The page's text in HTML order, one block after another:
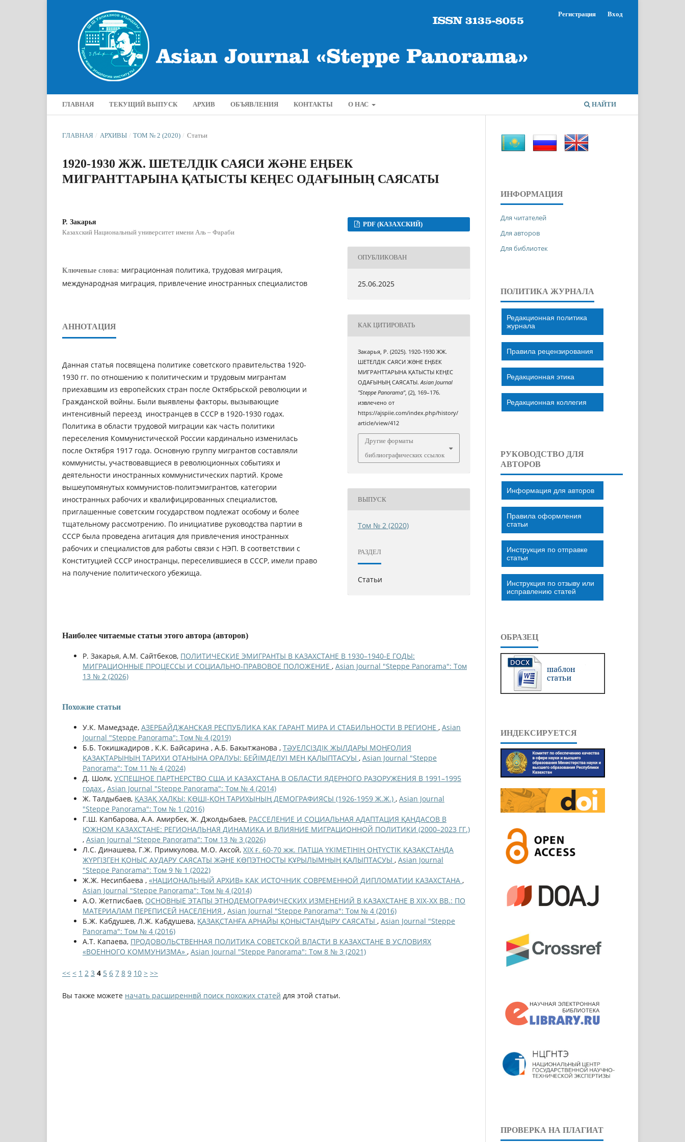
ГЛАВНАЯ ТЕКУЩИЙ ВЫПУСК АРХИВ ОБЪЯВЛЕНИЯ КОНТАКТЫ О НАС НАЙТИ
Регистрация Вход
ГЛАВНАЯ / АРХИВЫ / ТОМ № 2 (2020) / Статьи
1920-1930 ЖЖ. ШЕТЕЛДІК САЯСИ ЖƏНЕ ЕҢБЕК
МИГРАНТТАРЫНА ҚАТЫСТЫ КЕҢЕС ОДАҒЫНЫҢ САЯСАТЫ
Р. Закарья
Казахский Национальный университет имени Аль – Фараби
Ключевые слова: миграционная политика, трудовая миграция,
международная миграция, привлечение иностранных специалистов
АННОТАЦИЯ
Данная статья посвящена политике советского правительства 1920-
1930 гг. по отношению к политическим и трудовым мигрантам
приехавшим из европейских стран после Октябрьской революции и
Гражданской войны. Были выявлены факторы, вызывающие
интенсивный переезд иностранцев в СССР в 1920-1930 годах.
Политика в области трудовой миграции как часть политики
переселения Коммунистической России кардинально изменилась
после Октября 1917 года. Основную группу мигрантов составляли
коммунисты, участвовавщиеся в революционных событиях и
деятельности иностранных коммунистических партий. Кроме
вышеупомянутых коммунистов-политэмигрантов, категории
иностранных рабочих и квалифицированных специалистов,
приглашенные советским государством подлежат особому и более
тщательному рассмотрению. По инициативе руководства партии в
СССР была проведена агитация для привлечения иностранных
рабочих и специалистов для работы связи с НЭП. В соответствии с
Конституцией СССР иностранцы, переселившиеся в СССР, имели право
на получение политического убежища.
PDF (КАЗАХСКИЙ)
ОПУБЛИКОВАН
25.06.2025
КАК ЦИТИРОВАТЬ
Закарья, Р. (2025). 1920-1930 ЖЖ.
ШЕТЕЛДІК САЯСИ ЖƏНЕ ЕҢБЕК
МИГРАНТТАРЫНА ҚАТЫСТЫ КЕҢЕС
ОДАҒЫНЫҢ САЯСАТЫ.Asian Journal
"Steppe Panorama", (2), 169–176.
извлечено от
https://ajspiie.com/index.php/history/
article/view/412
Другие форматы
библиографических ссылок
ВЫПУСК
Том № 2 (2020)
РАЗДЕЛ
Статьи
Наиболее читаемые статьи этого автора (авторов)
Р. Закарья, A.M. Сайтбеков, ПОЛИТИЧЕСКИЕ ЭМИГРАНТЫ В КАЗАХСТАНЕ В 1930–1940-Е ГОДЫ:
МИГРАЦИОННЫЕ ПРОЦЕССЫ И СОЦИАЛЬНО-ПРАВОВОЕ ПОЛОЖЕНИЕ , Asian Journal "Steppe Panorama": Том
13 № 2 (2026)
Похожие статьи
У.К. Мамедзаде, АЗЕРБАЙДЖАНСКАЯ РЕСПУБЛИКА КАК ГАРАНТ МИРА И СТАБИЛЬНОСТИ В РЕГИОНЕ , Asian
Journal "Steppe Panorama": Том № 4 (2019)
Б.Б. Токишкадиров , К.К. Байсарина , А.Б. Бакытжанова , ТӘУЕЛСІЗДІК ЖЫЛДАРЫ МОҢҒОЛИЯ
ҚАЗАҚТАРЫНЫҢ ТАРИХИ ОТАНЫНА ОРАЛУЫ: БЕЙІМДЕЛУІ МЕН ҚАЛЫПТАСУЫ , Asian Journal "Steppe
Panorama": Том 11 № 4 (2024)
Д. Шолк, УСПЕШНОЕ ПАРТНЕРСТВО США И КАЗАХСТАНА В ОБЛАСТИ ЯДЕРНОГО РАЗОРУЖЕНИЯ В 1991–1995
годах , Asian Journal "Steppe Panorama": Том № 4 (2014)
Ж. Талдыбаев, ҚАЗАҚ ХАЛҚЫ: КӨШІ-ҚОН ТАРИХЫНЫҢ ДЕМОГРАФИЯСЫ (1926-1959 Ж.Ж.) , Asian Journal
"Steppe Panorama": Том № 1 (2016)
Г.Ш. Капбарова, А.А. Амирбек, Ж. Джолдыбаев, РАССЕЛЕНИЕ И СОЦИАЛЬНАЯ АДАПТАЦИЯ ҚАНДАСОВ В
ЮЖНОМ КАЗАХСТАНЕ: РЕГИОНАЛЬНАЯ ДИНАМИКА И ВЛИЯНИЕ МИГРАЦИОННОЙ ПОЛИТИКИ (2000–2023 ГГ.)
, Asian Journal "Steppe Panorama": Том 13 № 3 (2026)
Л.С. Динашева, Г.Ж. Примкулова, М.О. Аксой, XIX ғ. 60-70 жж. ПАТША ҮКІМЕТІНІҢ ОҢТҮСТІК ҚАЗАҚСТАНДА
ЖҮРГІЗГЕН ҚОНЫС АУДАРУ САЯСАТЫ ЖӘНЕ КӨПЭТНОСТЫ ҚҰРЫЛЫМНЫҢ ҚАЛЫПТАСУЫ , Asian Journal
"Steppe Panorama": Том 9 № 1 (2022)
Ж.Ж. Несипбаева , «НАЦИОНАЛЬНЫЙ АРХИВ» КАК ИСТОЧНИК СОВРЕМЕННОЙ ДИПЛОМАТИИ КАЗАХСТАНА ,
Asian Journal "Steppe Panorama": Том № 4 (2014)
А.О. Жетписбаев, ОСНОВНЫЕ ЭТАПЫ ЭТНОДЕМОГРАФИЧЕСКИХ ИЗМЕНЕНИЙ В КАЗАХСТАНЕ В XIX-XX ВВ.: ПО
МАТЕРИАЛАМ ПЕРЕПИСЕЙ НАСЕЛЕНИЯ , Asian Journal "Steppe Panorama": Том № 4 (2016)
Б.Ж. Кабдушев, Л.Ж. Кабдушева, ҚАЗАҚСТАНҒА АРНАЙЫ ҚОНЫСТАНДЫРУ САЯСАТЫ , Asian Journal "Steppe
Panorama": Том № 4 (2016)
А.Т. Капаева, ПРОДОВОЛЬСТВЕННАЯ ПОЛИТИКА СОВЕТСКОЙ ВЛАСТИ В КАЗАХСТАНЕ В УСЛОВИЯХ
«ВОЕННОГО КОММУНИЗМА» , Asian Journal "Steppe Panorama": Том 8 № 3 (2021)
<< < 1 2 3 4 5 6 7 8 9 10 > >>
Вы также можете начать расширеннвй поиск похожих статей для этой статьи.
ИНФОРМАЦИЯ
Для читателей
Для авторов
Для библиотек
ПОЛИТИКА ЖУРНАЛА
Редакционная политика
журнала
Правила рецензирования
Редакционная этика
Редакционная коллегия
РУКОВОДСТВО ДЛЯ
АВТОРОВ
Информация для авторов
Правила оформления
статьи
Инструкция по отправке
статьи
Инструкция по отзыву или
исправлению статей
ОБРАЗЕЦ
ИНДЕКСИРУЕТСЯ
ПРОВЕРКА НА ПЛАГИАТ